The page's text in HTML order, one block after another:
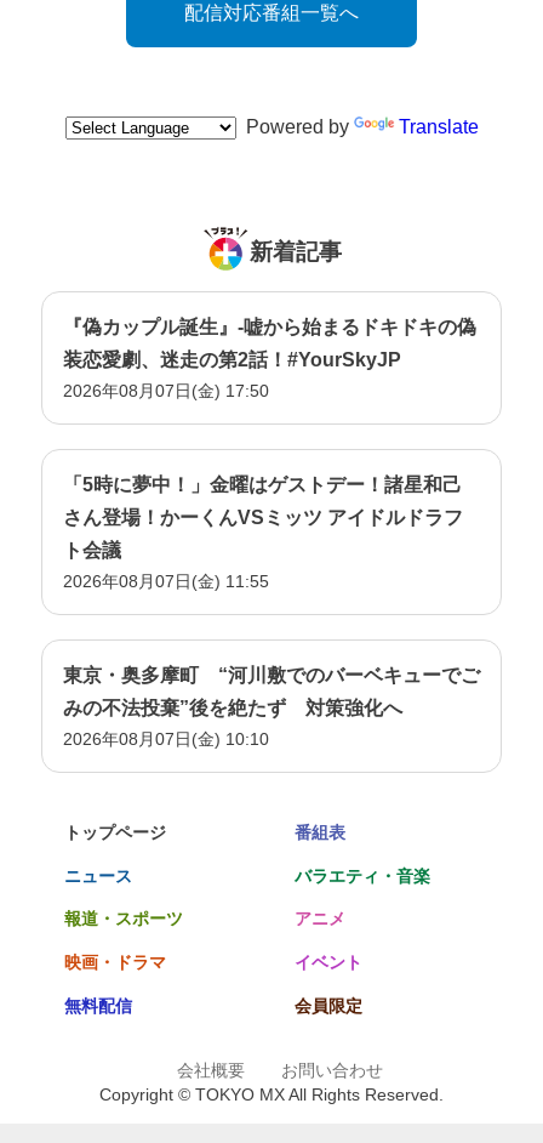
配信対応番組一覧へ
Powered by Translate
新着記事
『偽カップル誕生』-嘘から始まるドキドキの偽
装恋愛劇、迷走の第2話！#YourSkyJP
2026年08月07日(金) 17:50
「5時に夢中！」金曜はゲストデー！諸星和己
さん登場！かーくんVSミッツ アイドルドラフ
ト会議
2026年08月07日(金) 11:55
東京・奥多摩町 “河川敷でのバーベキューでご
みの不法投棄”後を絶たず 対策強化へ
2026年08月07日(金) 10:10
トップページ 番組表
ニュース バラエティ・音楽
報道・スポーツ アニメ
映画・ドラマ イベント
無料配信 会員限定
会社概要
お問い合わせ
Copyright © TOKYO MX All Rights Reserved.